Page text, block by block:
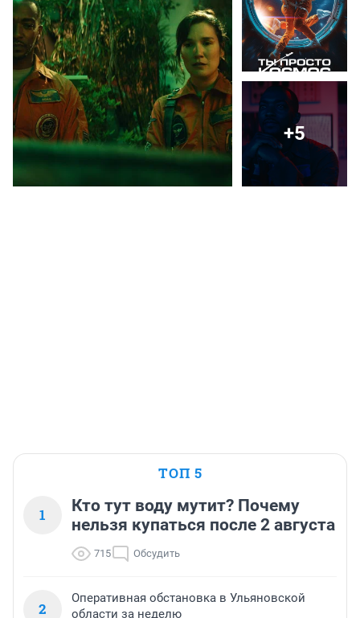
+5
ТОП 5
1
Кто тут воду мутит? Почему
нельзя купаться после 2 августа
715 Обсудить
2
Оперативная обстановка в Ульяновской
области за неделю